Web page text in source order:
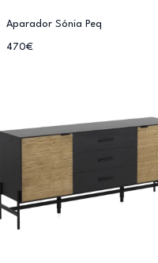
Aparador Sónia Peq
470€